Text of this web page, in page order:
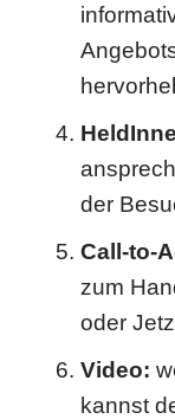
der
Call-to-
zum
oder
Video:
kannst